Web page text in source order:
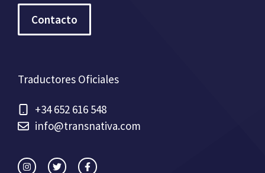
Contacto
Traductores Oficiales
+34 652 616 548
info@transnativa.com